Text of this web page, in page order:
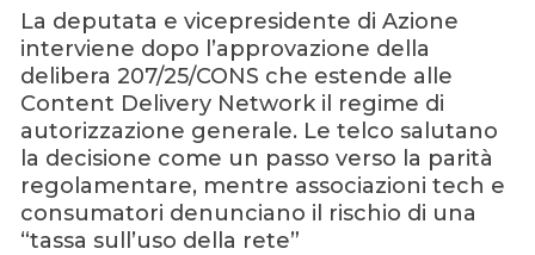
La deputata e vicepresidente di Azione
interviene dopo l’approvazione della
delibera 207/25/CONS che estende alle
Content Delivery Network il regime di
autorizzazione generale. Le telco salutano
la decisione come un passo verso la parità
regolamentare, mentre associazioni tech e
consumatori denunciano il rischio di una
“tassa sull’uso della rete”